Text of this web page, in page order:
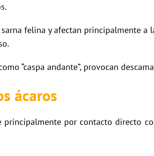
felina y afectan principalmente a
“caspa andante”, provocan
ácaros
principalmente por contacto directo